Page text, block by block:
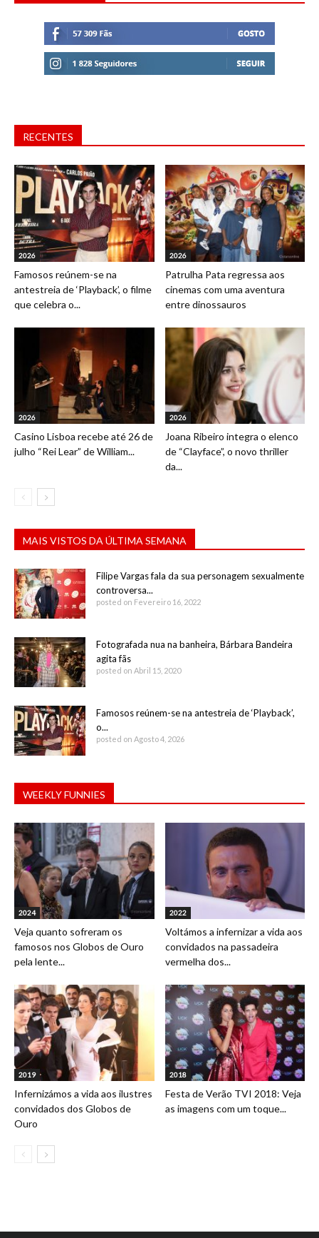
RECENTES
2026
Famosos reúnem-se na
antestreia de ‘Playback’, o filme
que celebra o...
2026
Patrulha Pata regressa aos
cinemas com uma aventura
entre dinossauros
2026
Casino Lisboa recebe até 26 de
julho “Rei Lear” de William...
2026
Joana Ribeiro integra o elenco
de “Clayface”, o novo thriller
da...
MAIS VISTOS DA ÚLTIMA SEMANA
Filipe Vargas fala da sua personagem sexualmente
controversa...
posted on Fevereiro 16, 2022
Fotografada nua na banheira, Bárbara Bandeira
agita fãs
posted on Abril 15, 2020
Famosos reúnem-se na antestreia de ‘Playback’,
o...
posted on Agosto 4, 2026
WEEKLY FUNNIES
2024
Veja quanto sofreram os
famosos nos Globos de Ouro
pela lente...
2022
Voltámos a infernizar a vida aos
convidados na passadeira
vermelha dos...
2019
Infernizámos a vida aos ilustres
convidados dos Globos de
Ouro
2018
Festa de Verão TVI 2018: Veja
as imagens com um toque...